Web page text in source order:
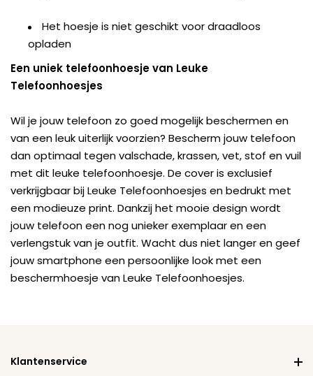
Het hoesje is niet geschikt voor draadloos
opladen
Een uniek telefoonhoesje van Leuke
Telefoonhoesjes
Wil je jouw telefoon zo goed mogelijk beschermen en
van een leuk uiterlijk voorzien? Bescherm jouw telefoon
dan optimaal tegen valschade, krassen, vet, stof en vuil
met dit leuke telefoonhoesje. De cover is exclusief
verkrijgbaar bij Leuke Telefoonhoesjes en bedrukt met
een modieuze print. Dankzij het mooie design wordt
jouw telefoon een nog unieker exemplaar en een
verlengstuk van je outfit. Wacht dus niet langer en geef
jouw smartphone een persoonlijke look met een
beschermhoesje van Leuke Telefoonhoesjes.
Klantenservice